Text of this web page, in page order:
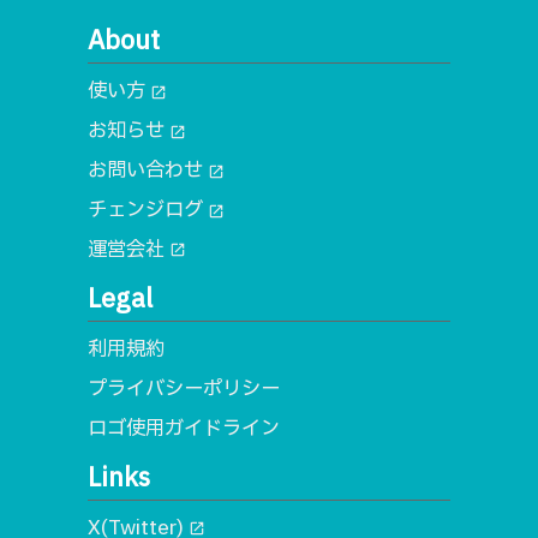
About
使い方 open_in_new
お知らせ open_in_new
お問い合わせ open_in_new
チェンジログ open_in_new
運営会社 open_in_new
Legal
利用規約
プライバシーポリシー
ロゴ使用ガイドライン
Links
X(Twitter) open_in_new